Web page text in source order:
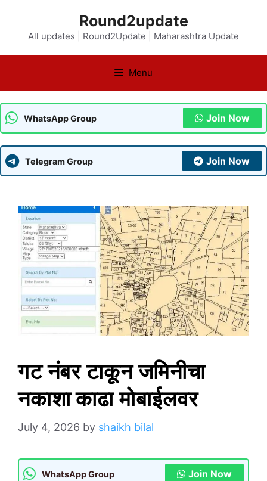
content
Round2update
All updates | Round2Update | Maharashtra Update
Menu
WhatsApp Group Join Now
Telegram Group Join Now
गट नंबर टाकून जमिनीचा
नकाशा काढा मोबाईलवर
July 4, 2026 by shaikh bilal
WhatsApp Group Join Now